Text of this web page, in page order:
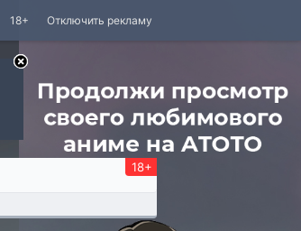
Отключить рекламу
18+
18+